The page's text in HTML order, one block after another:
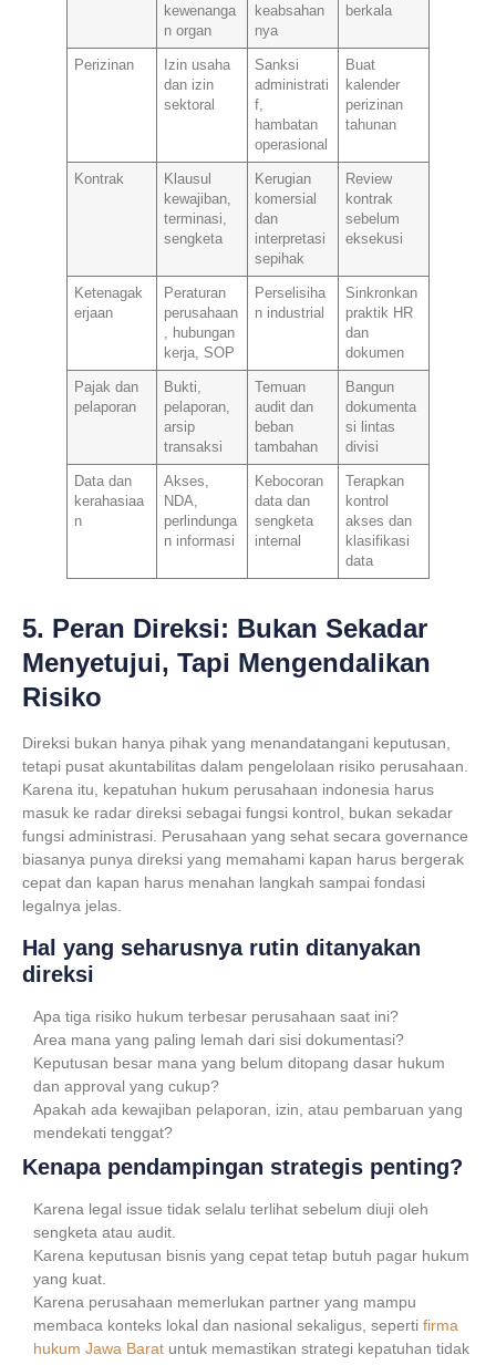
kewenanga
n organ
keabsahan
nya
berkala
Perizinan
Izin usaha
dan izin
sektoral
Sanksi
administrati
f,
hambatan
operasional
Buat
kalender
perizinan
tahunan
Kontrak
Klausul
kewajiban,
terminasi,
sengketa
Kerugian
komersial
dan
interpretasi
sepihak
Review
kontrak
sebelum
eksekusi
Ketenagak
erjaan
Peraturan
perusahaan
, hubungan
kerja, SOP
Perselisiha
n industrial
Sinkronkan
praktik HR
dan
dokumen
Pajak dan
pelaporan
Bukti,
pelaporan,
arsip
transaksi
Temuan
audit dan
beban
tambahan
Bangun
dokumenta
si lintas
divisi
Data dan
kerahasiaa
n
Akses,
NDA,
perlindunga
n informasi
Kebocoran
data dan
sengketa
internal
Terapkan
kontrol
akses dan
klasifikasi
data
5. Peran Direksi: Bukan Sekadar
Menyetujui, Tapi Mengendalikan
Risiko
Direksi bukan hanya pihak yang menandatangani keputusan,
tetapi pusat akuntabilitas dalam pengelolaan risiko perusahaan.
Karena itu, kepatuhan hukum perusahaan indonesia harus
masuk ke radar direksi sebagai fungsi kontrol, bukan sekadar
fungsi administrasi. Perusahaan yang sehat secara governance
biasanya punya direksi yang memahami kapan harus bergerak
cepat dan kapan harus menahan langkah sampai fondasi
legalnya jelas.
Hal yang seharusnya rutin ditanyakan
direksi
Apa tiga risiko hukum terbesar perusahaan saat ini?
Area mana yang paling lemah dari sisi dokumentasi?
Keputusan besar mana yang belum ditopang dasar hukum
dan approval yang cukup?
Apakah ada kewajiban pelaporan, izin, atau pembaruan yang
mendekati tenggat?
Kenapa pendampingan strategis penting?
Karena legal issue tidak selalu terlihat sebelum diuji oleh
sengketa atau audit.
Karena keputusan bisnis yang cepat tetap butuh pagar hukum
yang kuat.
Karena perusahaan memerlukan partner yang mampu
membaca konteks lokal dan nasional sekaligus, seperti firma
hukum Jawa Barat untuk memastikan strategi kepatuhan tidak